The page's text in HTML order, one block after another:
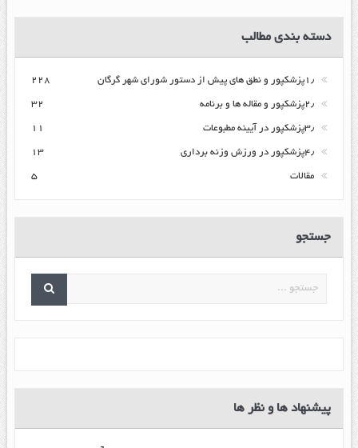
دسته بندی مطالب
۱٫پزشکپور و نطق های پیش از دستور شورای شهر گرگان ۲۲۸
۲٫پزشکپور و مقاله ها و برنامه ۳۲
۳٫پزشکپور در آیینه مطبوعات ۱۱
۴٫پزشکپور در ورزش وزنه برداری ۱۳
مقالات ۵
جستجو
پیشنهاد ها و نظر ها